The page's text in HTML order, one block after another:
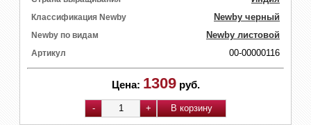
Классификация Newby Newby черный
Newby по видам Newby листовой
Артикул 00-00000116
Цена: 1309 руб.